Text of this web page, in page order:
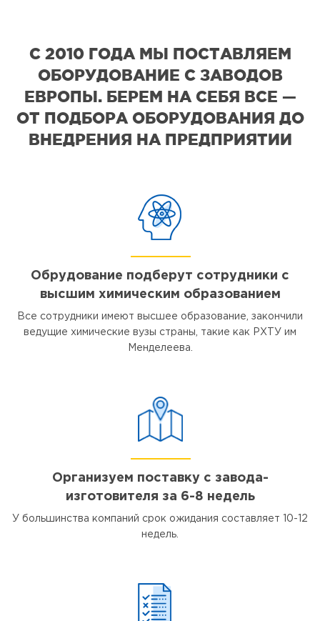
С 2010 ГОДА МЫ ПОСТАВЛЯЕМ
ОБОРУДОВАНИЕ С ЗАВОДОВ
ЕВРОПЫ. БЕРЕМ НА СЕБЯ ВСЕ —
ОТ ПОДБОРА ОБОРУДОВАНИЯ ДО
ВНЕДРЕНИЯ НА ПРЕДПРИЯТИИ
Обрудование подберут сотрудники с
высшим химическим образованием
Все сотрудники имеют высшее образование, закончили
ведущие химические вузы страны, такие как РХТУ им
Менделеева.
Организуем поставку с завода-
изготовителя за 6-8 недель
У большинства компаний срок ожидания составляет 10-12
недель.